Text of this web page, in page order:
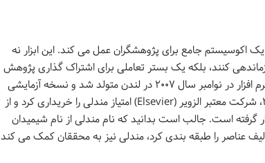
یک اکوسیستم جامع برای پژوهشگران عمل می کند. این ابزار نه
کنند، بلکه یک بستر تعاملی برای اشتراک گذاری پژوهش
ها و برقراری ارتباط با دیگر محققان نیز فراهم می آورد. این نرم افزار در نوامبر سال ۲۰۰۷ در لندن متولد شد و نسخه آزمایشی
آن در اوت ۲۰۰۸ به جامعه علمی معرفی گردید. در سال ۲۰۱۳، شرکت معتبر الزویر (Elsevier) امتیاز مندلی را خریداری کرد و از
گرفته است. جالب است بدانید که نام مندلی از نام شیمیدان
عناصر را طبقه بندی کرد، مندلی نیز به محققان کمک می کند